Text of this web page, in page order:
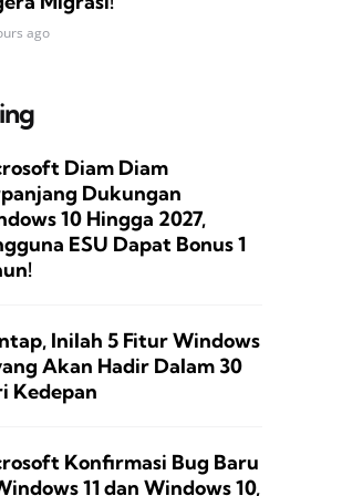
ago
Diam Diam
Dukungan
10 Hingga 2027,
ESU Dapat Bonus 1
Inilah 5 Fitur Windows
Akan Hadir Dalam 30
Kedepan
Konfirmasi Bug Baru
11 dan Windows 10,